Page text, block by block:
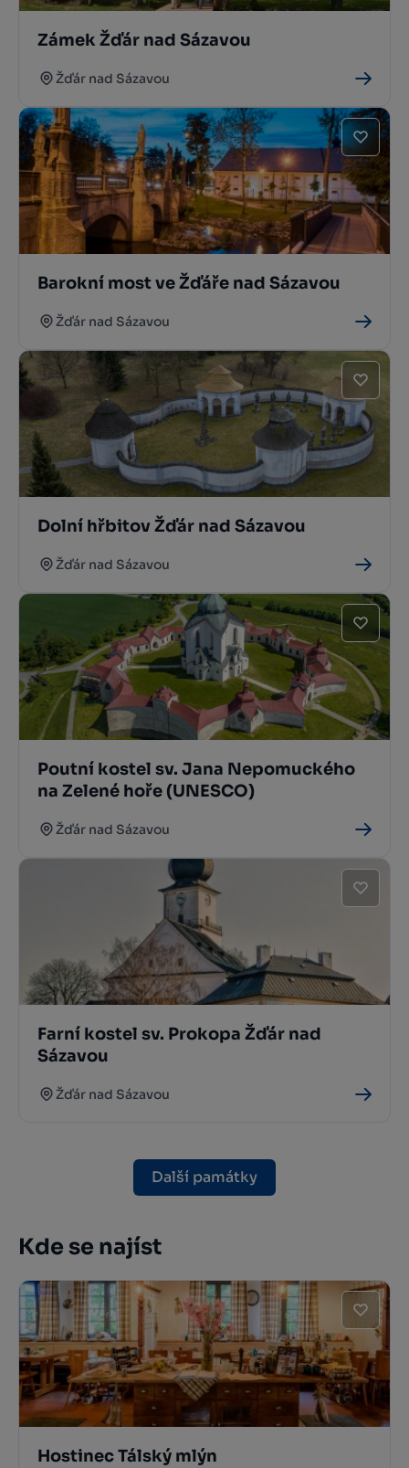
Zámek Žďár nad Sázavou
Žďár nad Sázavou
Barokní most ve Žďáře nad Sázavou
Žďár nad Sázavou
Dolní hřbitov Žďár nad Sázavou
Žďár nad Sázavou
Poutní kostel sv. Jana Nepomuckého
na Zelené hoře (UNESCO)
Žďár nad Sázavou
Farní kostel sv. Prokopa Žďár nad
Sázavou
Žďár nad Sázavou
Další památky
Kde se najíst
Hostinec Tálský mlýn